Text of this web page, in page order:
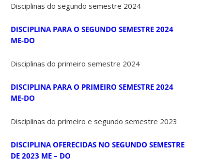
Disciplinas do segundo semestre 2024
DISCIPLINA PARA O SEGUNDO SEMESTRE 2024
ME-DO
Disciplinas do primeiro semestre 2024
DISCIPLINA PARA O PRIMEIRO SEMESTRE 2024
ME-DO
Disciplinas do primeiro e segundo semestre 2023
DISCIPLINA OFERECIDAS NO SEGUNDO SEMESTRE
DE 2023 ME – DO